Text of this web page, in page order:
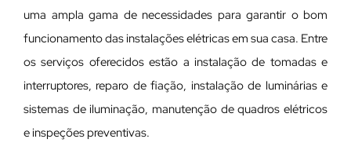
uma ampla gama de necessidades para garantir o bom
funcionamento das instalações elétricas em sua casa. Entre
os serviços oferecidos estão a instalação de tomadas e
interruptores, reparo de fiação, instalação de luminárias e
sistemas de iluminação, manutenção de quadros elétricos
e inspeções preventivas.